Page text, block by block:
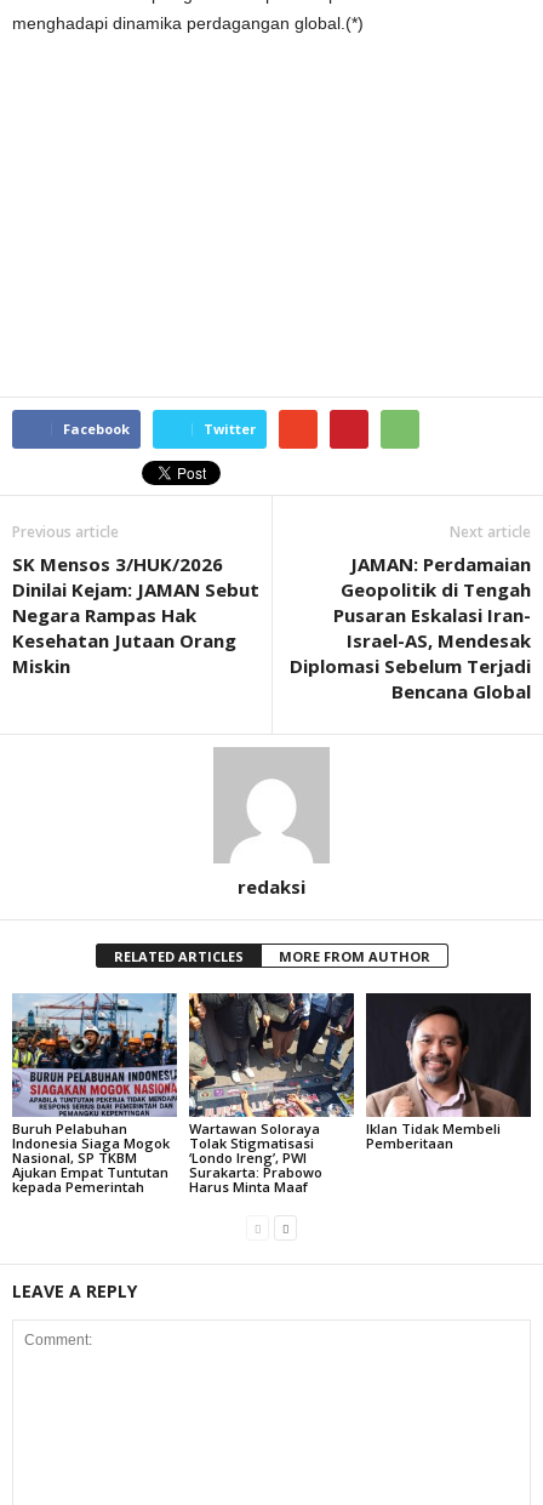
menghadapi dinamika perdagangan global.(*)
Facebook Twitter
Previous article
SK Mensos 3/HUK/2026
Dinilai Kejam: JAMAN Sebut
Negara Rampas Hak
Kesehatan Jutaan Orang
Miskin
Next article
JAMAN: Perdamaian
Geopolitik di Tengah
Pusaran Eskalasi Iran-
Israel-AS, Mendesak
Diplomasi Sebelum Terjadi
Bencana Global
redaksi
RELATED ARTICLES MORE FROM AUTHOR
Buruh Pelabuhan
Indonesia Siaga Mogok
Nasional, SP TKBM
Ajukan Empat Tuntutan
kepada Pemerintah
Wartawan Soloraya
Tolak Stigmatisasi
‘Londo Ireng’, PWI
Surakarta: Prabowo
Harus Minta Maaf
Iklan Tidak Membeli
Pemberitaan
LEAVE A REPLY